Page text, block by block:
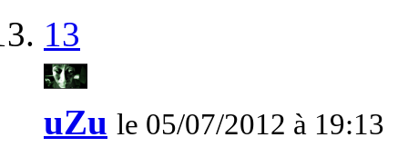
13
uZu le 05/07/2012 à 19:13